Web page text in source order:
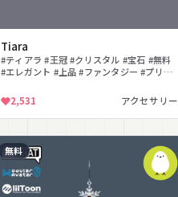
Tiara
#ティアラ #王冠 #クリスタル #宝石 #無料
#エレガント #上品 #ファンタジー #プリン
2,531
アクセサリー
無料